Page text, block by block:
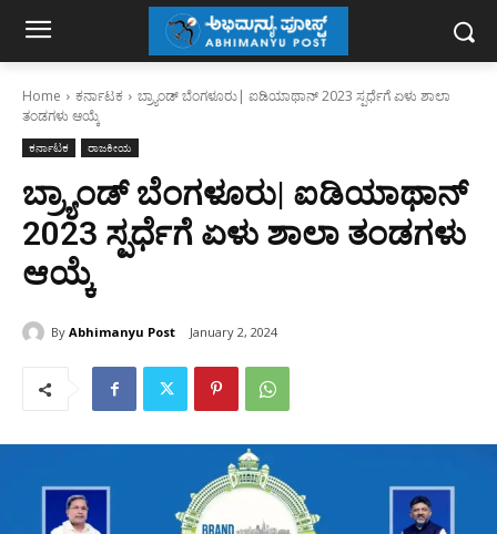
Home ಕರ್ನಾಟಕ
ಬ್ರ್ಯಾಂಡ್ ಬೆಂಗಳೂರು| ಐಡಿಯಾಥಾನ್ 2023 ಸ್ಪರ್ಧೆಗೆ ಏಳು ಶಾಲಾ
ತಂಡಗಳು ಆಯ್ಕೆ
ಕರ್ನಾಟಕ ರಾಜಕೀಯ
ಬ್ರ್ಯಾಂಡ್ ಬೆಂಗಳೂರು| ಐಡಿಯಾಥಾನ್
2023 ಸ್ಪರ್ಧೆಗೆ ಏಳು ಶಾಲಾ ತಂಡಗಳು
ಆಯ್ಕೆ
By Abhimanyu Post January 2, 2024